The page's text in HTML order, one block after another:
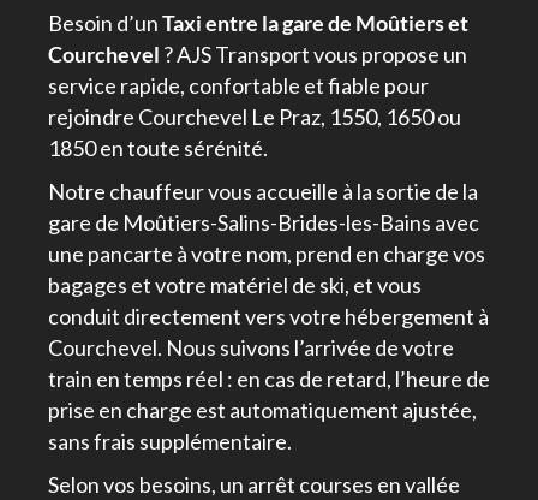
Besoin d’unTaxi entre la gare de Moûtiers et
Courchevel ? AJS Transport vous propose un
service rapide, confortable et fiable pour
rejoindre Courchevel Le Praz, 1550, 1650 ou
1850 en toute sérénité.
Notre chauffeur vous accueille à la sortie de la
gare de Moûtiers-Salins-Brides-les-Bains avec
une pancarte à votre nom, prend en charge vos
bagages et votre matériel de ski, et vous
conduit directement vers votre hébergement à
Courchevel. Nous suivons l’arrivée de votre
train en temps réel : en cas de retard, l’heure de
prise en charge est automatiquement ajustée,
sans frais supplémentaire.
Selon vos besoins, un arrêt courses en vallée